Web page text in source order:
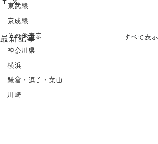
東武線
京成線
その他東京
神奈川県
横浜
鎌倉・逗子・葉山
川崎
最新記事 すべて表示